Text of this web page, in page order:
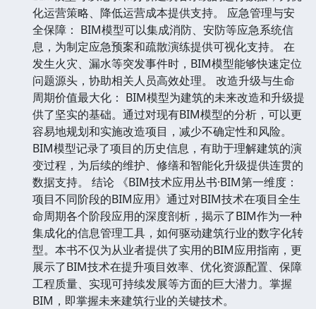
化运营策略、降低运营成本提供支持。 应急管理与安
全保障： BIM模型可以集成消防、安防等应急系统信
息，为制定应急预案和疏散演练提供可视化支持。 在
发生火灾、漏水等突发事件时，BIM模型能够快速定位
问题源头，协助相关人员高效处理。 改造升级与生命
周期价值最大化： BIM模型为建筑的未来改造和升级提
供了坚实的基础。通过对现有BIM模型的分析，可以更
容易地规划和实施改造项目，减少不确定性和风险。
BIM模型记录了项目的历史信息，有助于理解建筑的演
变过程，为后续的维护、修缮和智能化升级提供连贯的
数据支持。 结论 《BIM技术应用丛书·BIM第一维度：
项目不同阶段的BIM应用》通过对BIM技术在项目全生
命周期各个阶段应用的深度剖析，揭示了BIM作为一种
集成化的信息管理工具，如何驱动建筑行业的数字化转
型。本书不仅为从业者提供了实用的BIM应用指南，更
展示了BIM技术在提升项目效率、优化资源配置、保障
工程质量、实现可持续发展等方面的巨大潜力。掌握
BIM，即掌握未来建筑行业的关键技术。